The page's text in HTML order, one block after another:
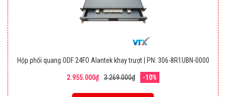
Hộp phối quang ODF 24FO Alantek khay trượt | PN: 306-8R1UBN-0000
2.955.000₫ 3.269.000₫ -10%